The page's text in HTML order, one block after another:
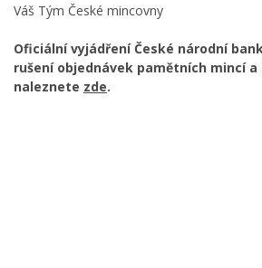
Váš Tým České mincovny
Oficiální vyjádření České národní
rušení objednávek pamětních mincí a
naleznete zde.